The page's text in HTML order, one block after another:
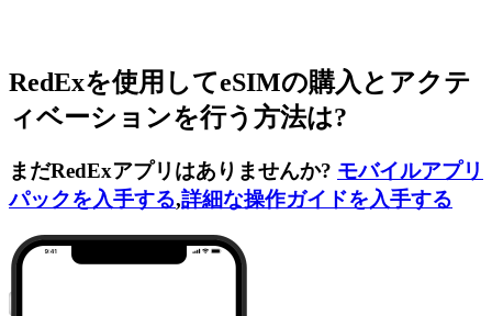
RedExを使用してeSIMの購入とアクテ
ィベーションを行う方法は?
まだRedExアプリはありませんか? モバイルアプリ
パックを入手する,詳細な操作ガイドを入手する